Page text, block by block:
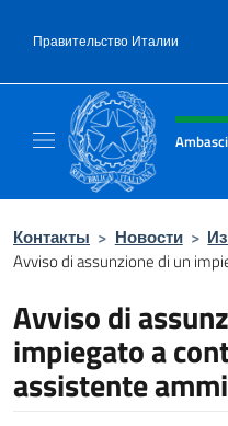
Правительство Италии
Шапка
Контакты > Новости >
Avviso di assunzione di un
Avviso di
impiegato a
assistente